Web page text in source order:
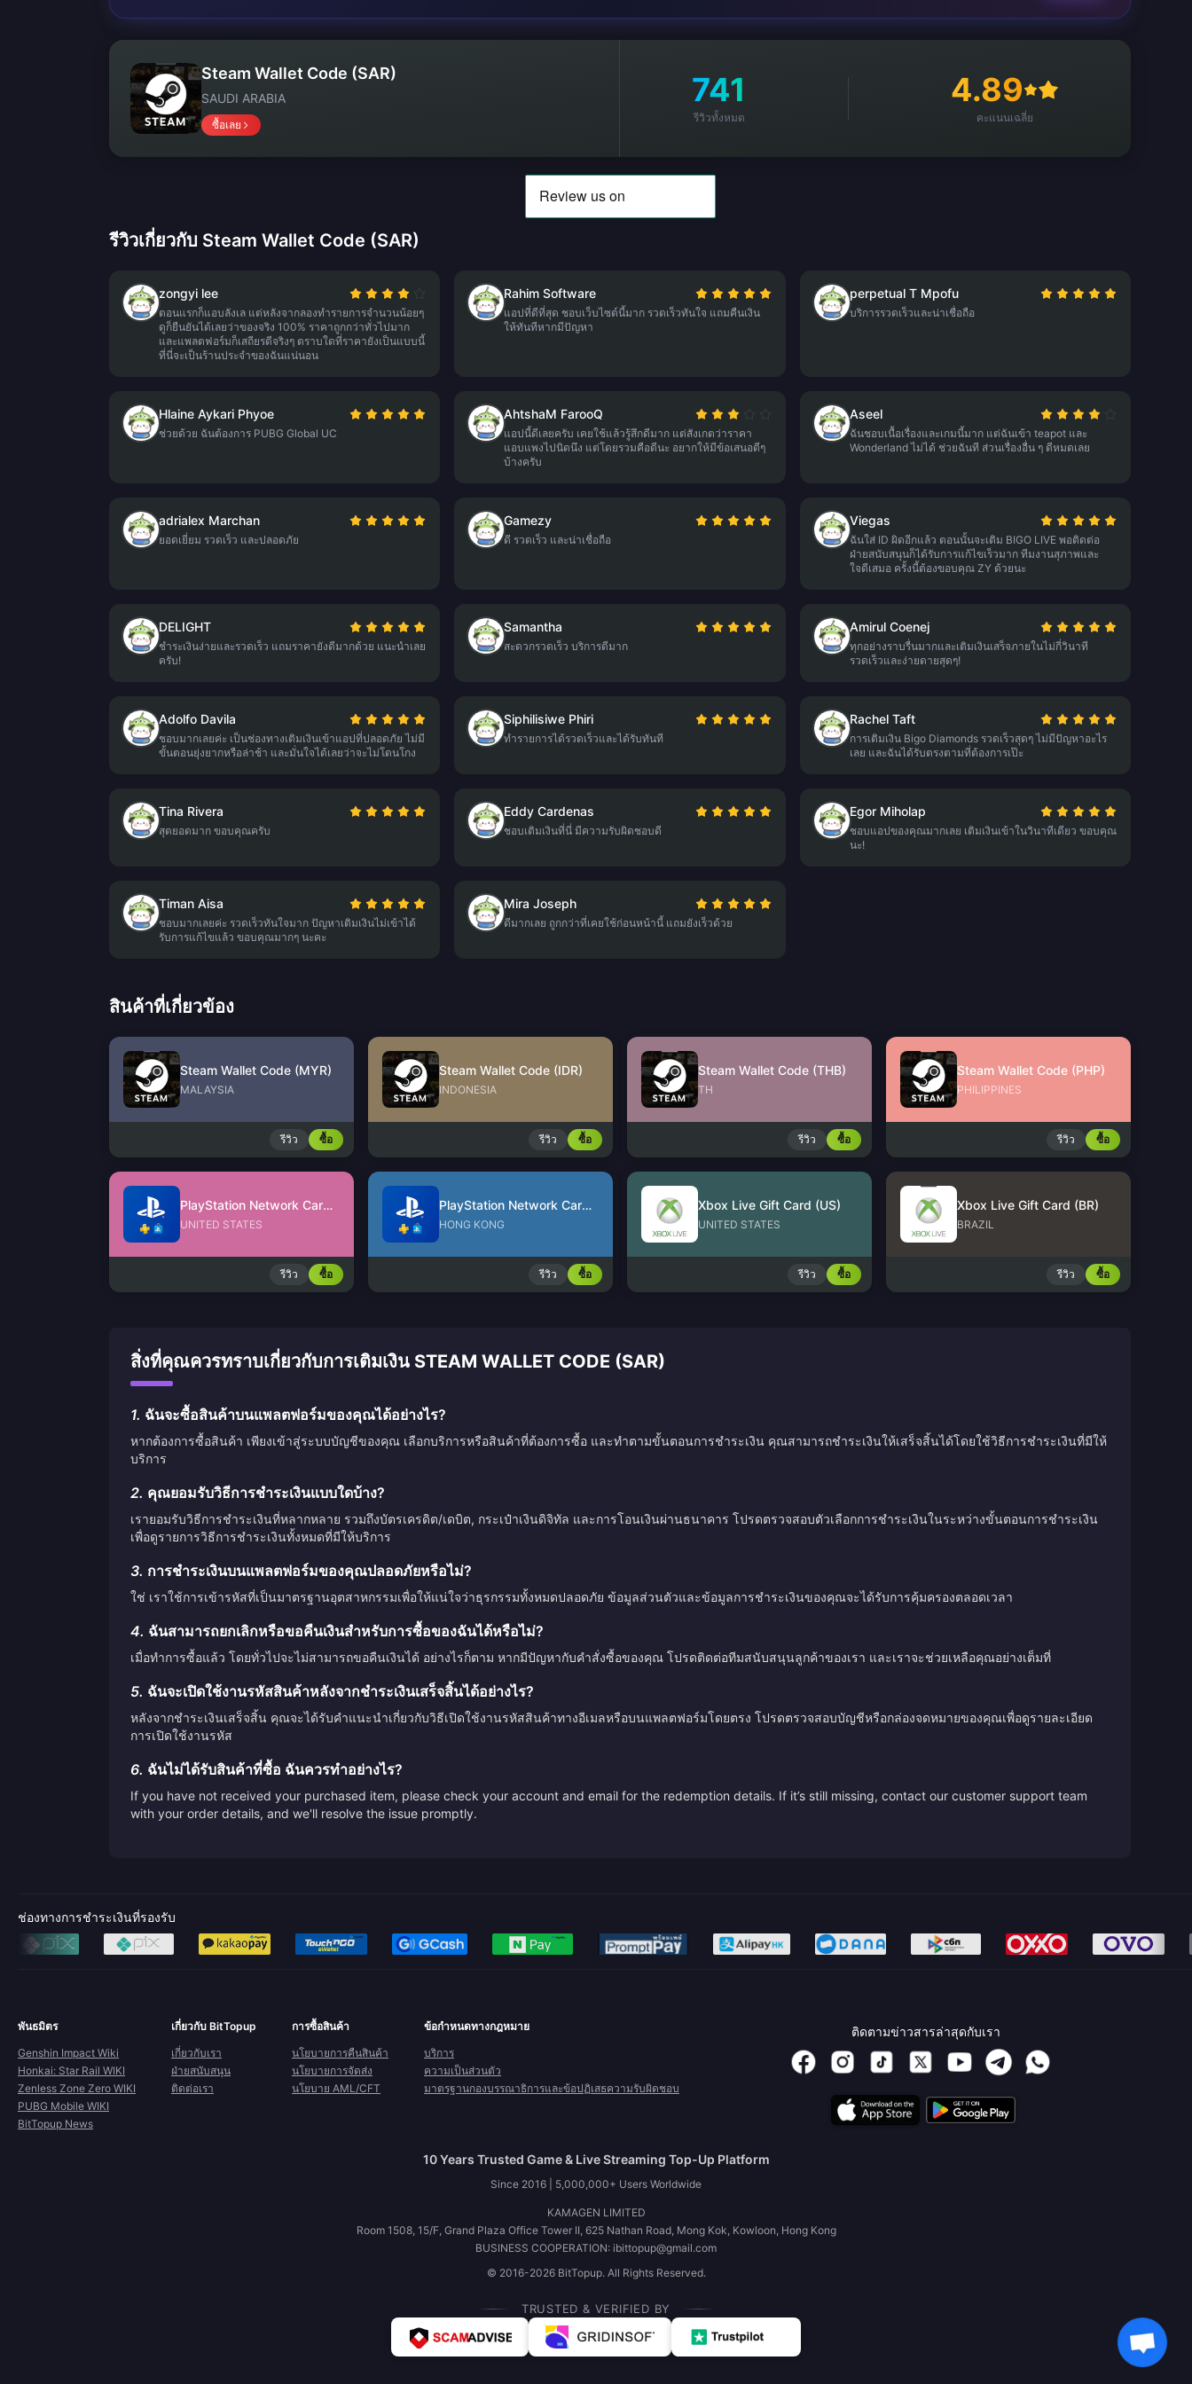
Steam Wallet Code (SAR)
SAUDI ARABIA
ซื้อเลย
741
รีวิวทั้งหมด
4.89
คะแนนเฉลี่ย
รีวิวเกี่ยวกับ Steam Wallet Code (SAR)
zongyi lee
ตอนแรกก็แอบลังเล แต่หลังจากลองทำรายการจำนวนน้อยๆ
ดูก็ยืนยันได้เลยว่าของจริง 100% ราคาถูกกว่าทั่วไปมาก
และแพลตฟอร์มก็เสถียรดีจริงๆ ตราบใดที่ราคายังเป็นแบบนี้
ที่นี่จะเป็นร้านประจำของฉันแน่นอน
Rahim Software
แอปที่ดีที่สุด ชอบเว็บไซต์นี้มาก รวดเร็วทันใจ แถมคืนเงิน
ให้ทันทีหากมีปัญหา
perpetual T Mpofu
บริการรวดเร็วและน่าเชื่อถือ
Hlaine Aykari Phyoe
ช่วยด้วย ฉันต้องการ PUBG Global UC
AhtshaM FarooQ
แอปนี้ดีเลยครับ เคยใช้แล้วรู้สึกดีมาก แต่สังเกตว่าราคา
แอบแพงไปนิดนึง แต่โดยรวมคือดีนะ อยากให้มีข้อเสนอดีๆ
บ้างครับ
Aseel
ฉันชอบเนื้อเรื่องและเกมนี้มาก แต่ฉันเข้า teapot และ
Wonderland ไม่ได้ ช่วยฉันที ส่วนเรื่องอื่น ๆ ดีหมดเลย
adrialex Marchan
ยอดเยี่ยม รวดเร็ว และปลอดภัย
Gamezy
ดี รวดเร็ว และน่าเชื่อถือ
Viegas
ฉันใส่ ID ผิดอีกแล้ว ตอนนั้นจะเติม BIGO LIVE พอติดต่อ
ฝ่ายสนับสนุนก็ได้รับการแก้ไขเร็วมาก ทีมงานสุภาพและ
ใจดีเสมอ ครั้งนี้ต้องขอบคุณ ZY ด้วยนะ
DELIGHT
ชำระเงินง่ายและรวดเร็ว แถมราคายังดีมากด้วย แนะนำเลย
ครับ!
Samantha
สะดวกรวดเร็ว บริการดีมาก
Amirul Coenej
ทุกอย่างราบรื่นมากและเติมเงินเสร็จภายในไม่กี่วินาที
รวดเร็วและง่ายดายสุดๆ!
Adolfo Davila
ชอบมากเลยค่ะ เป็นช่องทางเติมเงินเข้าแอปที่ปลอดภัย ไม่มี
ขั้นตอนยุ่งยากหรือล่าช้า และมั่นใจได้เลยว่าจะไม่โดนโกง
Siphilisiwe Phiri
ทำรายการได้รวดเร็วและได้รับทันที
Rachel Taft
การเติมเงิน Bigo Diamonds รวดเร็วสุดๆ ไม่มีปัญหาอะไร
เลย และฉันได้รับตรงตามที่ต้องการเป๊ะ
Tina Rivera
สุดยอดมาก ขอบคุณครับ
Eddy Cardenas
ชอบเติมเงินที่นี่ มีความรับผิดชอบดี
Egor Miholap
ชอบแอปของคุณมากเลย เติมเงินเข้าในวินาทีเดียว ขอบคุณ
นะ!
Timan Aisa
ชอบมากเลยค่ะ รวดเร็วทันใจมาก ปัญหาเติมเงินไม่เข้าได้
รับการแก้ไขแล้ว ขอบคุณมากๆ นะคะ
Mira Joseph
ดีมากเลย ถูกกว่าที่เคยใช้ก่อนหน้านี้ แถมยังเร็วด้วย
สินค้าที่เกี่ยวข้อง
Steam Wallet Code (MYR)
MALAYSIA
รีวิว ซื้อ
Steam Wallet Code (IDR)
INDONESIA
รีวิว ซื้อ
Steam Wallet Code (THB)
TH
รีวิว ซื้อ
Steam Wallet Code (PHP)
PHILIPPINES
รีวิว ซื้อ
PlayStation Network Card (US)
UNITED STATES
รีวิว ซื้อ
PlayStation Network Card (HK)
HONG KONG
รีวิว ซื้อ
Xbox Live Gift Card (US)
UNITED STATES
รีวิว ซื้อ
Xbox Live Gift Card (BR)
BRAZIL
รีวิว ซื้อ
สิ่งที่คุณควรทราบเกี่ยวกับการเติมเงิน STEAM WALLET CODE (SAR)
1. ฉันจะซื้อสินค้าบนแพลตฟอร์มของคุณได้อย่างไร?
หากต้องการซื้อสินค้า เพียงเข้าสู่ระบบบัญชีของคุณ เลือกบริการหรือสินค้าที่ต้องการซื้อ และทำตามขั้นตอนการชำระเงิน คุณสามารถชำระเงินให้เสร็จสิ้นได้โดยใช้วิธีการชำระเงินที่มีให้
บริการ
2. คุณยอมรับวิธีการชำระเงินแบบใดบ้าง?
เรายอมรับวิธีการชำระเงินที่หลากหลาย รวมถึงบัตรเครดิต/เดบิต, กระเป๋าเงินดิจิทัล และการโอนเงินผ่านธนาคาร โปรดตรวจสอบตัวเลือกการชำระเงินในระหว่างขั้นตอนการชำระเงิน
เพื่อดูรายการวิธีการชำระเงินทั้งหมดที่มีให้บริการ
3. การชำระเงินบนแพลตฟอร์มของคุณปลอดภัยหรือไม่?
ใช่ เราใช้การเข้ารหัสที่เป็นมาตรฐานอุตสาหกรรมเพื่อให้แน่ใจว่าธุรกรรมทั้งหมดปลอดภัย ข้อมูลส่วนตัวและข้อมูลการชำระเงินของคุณจะได้รับการคุ้มครองตลอดเวลา
4. ฉันสามารถยกเลิกหรือขอคืนเงินสำหรับการซื้อของฉันได้หรือไม่?
เมื่อทำการซื้อแล้ว โดยทั่วไปจะไม่สามารถขอคืนเงินได้ อย่างไรก็ตาม หากมีปัญหากับคำสั่งซื้อของคุณ โปรดติดต่อทีมสนับสนุนลูกค้าของเรา และเราจะช่วยเหลือคุณอย่างเต็มที่
5. ฉันจะเปิดใช้งานรหัสสินค้าหลังจากชำระเงินเสร็จสิ้นได้อย่างไร?
หลังจากชำระเงินเสร็จสิ้น คุณจะได้รับคำแนะนำเกี่ยวกับวิธีเปิดใช้งานรหัสสินค้าทางอีเมลหรือบนแพลตฟอร์มโดยตรง โปรดตรวจสอบบัญชีหรือกล่องจดหมายของคุณเพื่อดูรายละเอียด
การเปิดใช้งานรหัส
6. ฉันไม่ได้รับสินค้าที่ซื้อ ฉันควรทำอย่างไร?
If you have not received your purchased item, please check your account and email for the redemption details. If it’s still missing, contact our customer support team
with your order details, and we'll resolve the issue promptly.
ช่องทางการชำระเงินที่รองรับ
พันธมิตร
Genshin Impact Wiki
Honkai: Star Rail WIKI
Zenless Zone Zero WIKI
PUBG Mobile WIKI
BitTopup News
เกี่ยวกับ BitTopup
เกี่ยวกับเรา
ฝ่ายสนับสนุน
ติดต่อเรา
การซื้อสินค้า
นโยบายการคืนสินค้า
นโยบายการจัดส่ง
นโยบาย AML/CFT
ข้อกำหนดทางกฎหมาย
บริการ
ความเป็นส่วนตัว
มาตรฐานกองบรรณาธิการและข้อปฏิเสธความรับผิดชอบ
ติดตามข่าวสารล่าสุดกับเรา
10 Years Trusted Game & Live Streaming Top-Up Platform
Since 2016 | 5,000,000+ Users Worldwide
KAMAGEN LIMITED
Room 1508, 15/F, Grand Plaza Office Tower II, 625 Nathan Road, Mong Kok, Kowloon, Hong Kong
BUSINESS COOPERATION: ibittopup@gmail.com
© 2016-2026 BitTopup. All Rights Reserved.
TRUSTED & VERIFIED BY